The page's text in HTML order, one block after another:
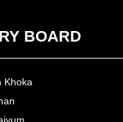
BOARD
Khoka